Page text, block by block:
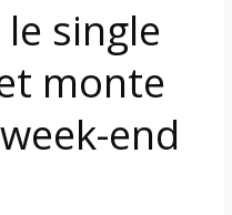
single
monte
end